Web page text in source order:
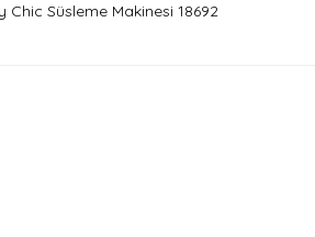
Chic Süsleme Makinesi 18692